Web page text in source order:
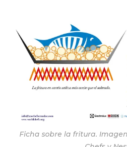
Ficha sobre la fritura.